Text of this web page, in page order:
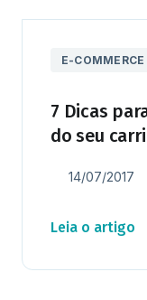
E-COMMERCE
7 Dicas
do seu
14/07/2017
Leia o artigo